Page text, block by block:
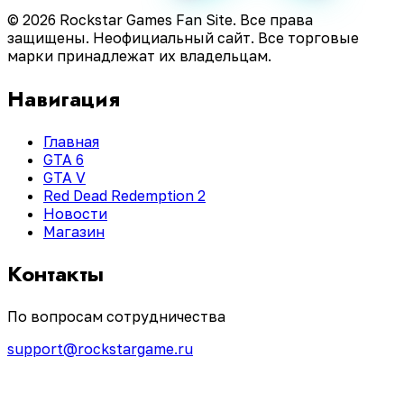
© 2026 Rockstar Games Fan Site. Все права
защищены. Неофициальный сайт. Все торговые
марки принадлежат их владельцам.
Навигация
Главная
GTA 6
GTA V
Red Dead Redemption 2
Новости
Магазин
Контакты
По вопросам сотрудничества
support@rockstargame.ru